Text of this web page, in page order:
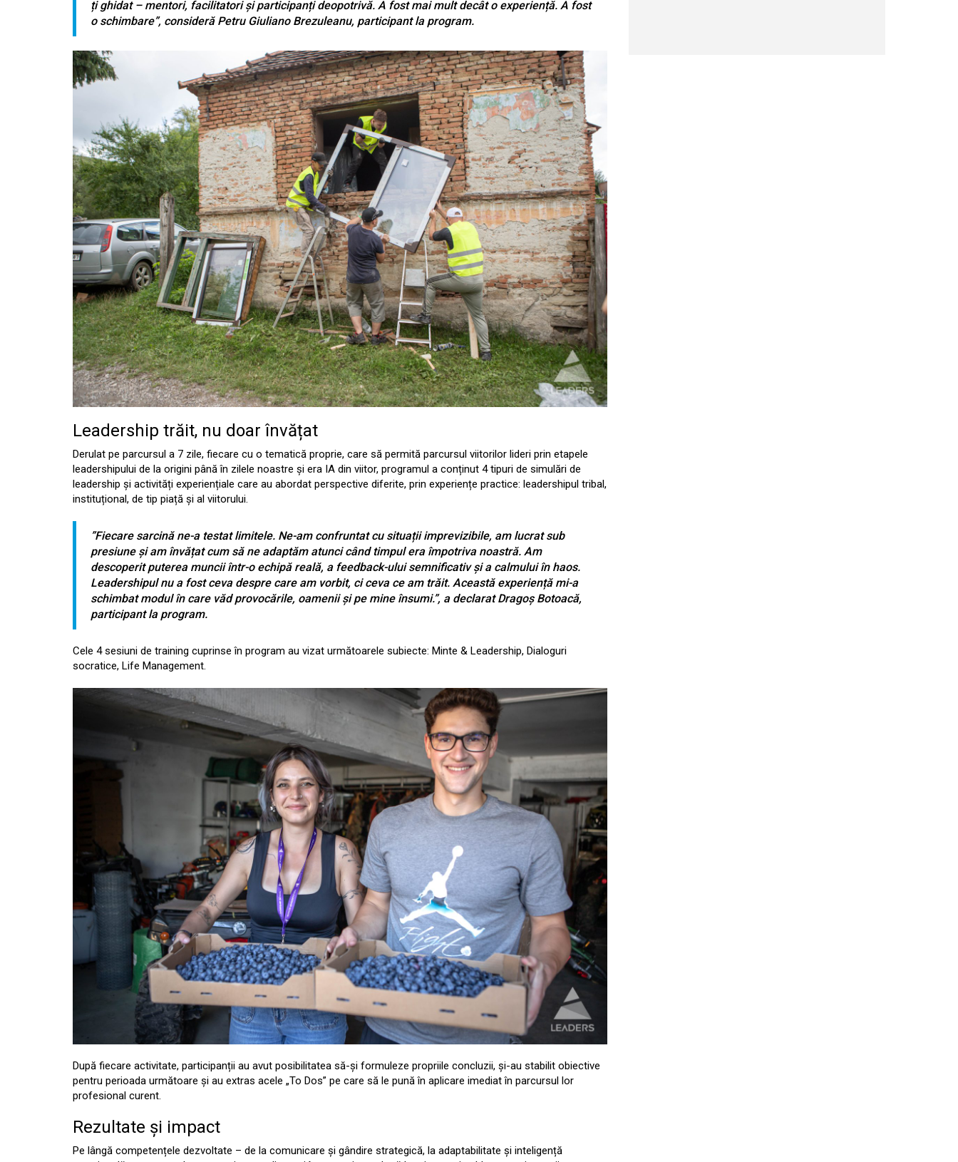
ți ghidat – mentori, facilitatori și participanți deopotrivă. A fost mai mult decât o experiență. A fost
o schimbare”, consideră Petru Giuliano Brezuleanu, participant la program.
Leadership trăit, nu doar învățat
Derulat pe parcursul a 7 zile, fiecare cu o tematică proprie, care să permită parcursul viitorilor lideri prin etapele
leadershipului de la origini până în zilele noastre și era IA din viitor, programul a conținut 4 tipuri de simulări de
leadership și activități experiențiale care au abordat perspective diferite, prin experiențe practice: leadershipul tribal,
instituțional, de tip piață și al viitorului.
”Fiecare sarcină ne-a testat limitele. Ne-am confruntat cu situații imprevizibile, am lucrat sub
presiune și am învățat cum să ne adaptăm atunci când timpul era împotriva noastră. Am
descoperit puterea muncii într-o echipă reală, a feedback-ului semnificativ și a calmului în haos.
Leadershipul nu a fost ceva despre care am vorbit, ci ceva ce am trăit. Această experiență mi-a
schimbat modul în care văd provocările, oamenii și pe mine însumi.”, a declarat Dragoș Botoacă,
participant la program.
Cele 4 sesiuni de training cuprinse în program au vizat următoarele subiecte: Minte & Leadership, Dialoguri
socratice, Life Management.
După fiecare activitate, participanții au avut posibilitatea să-și formuleze propriile concluzii, și-au stabilit obiective
pentru perioada următoare și au extras acele „To Dos” pe care să le pună în aplicare imediat în parcursul lor
profesional curent.
Rezultate și impact
Pe lângă competențele dezvoltate – de la comunicare și gândire strategică, la adaptabilitate și inteligență